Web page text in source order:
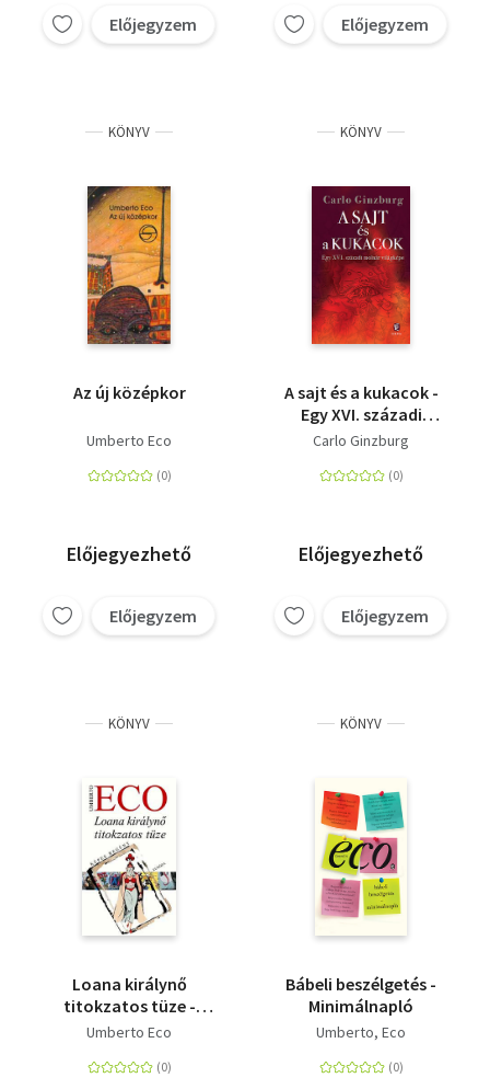
Előjegyzem Előjegyzem
KÖNYV
Az új középkor
Umberto Eco
Előjegyezhető
Előjegyzem
KÖNYV
A sajt és a kukacok -
Egy XVI. századi
molnár világképe
Carlo Ginzburg
Előjegyezhető
Előjegyzem
KÖNYV
Loana királynő
titokzatos tüze -
Képes regény
Umberto Eco
KÖNYV
Bábeli beszélgetés -
Minimálnapló
Umberto, Eco